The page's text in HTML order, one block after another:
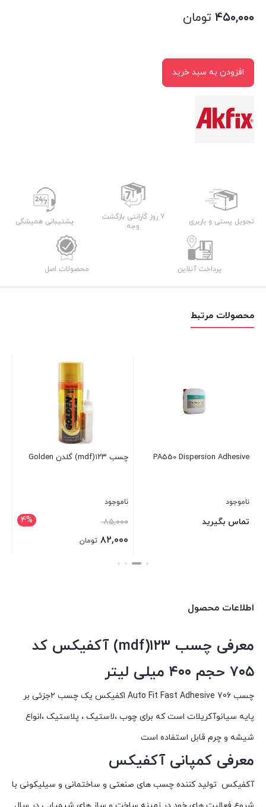
۴۵۰,۰۰۰ تومان
افزودن به سبد خرید
تحویل پستی و باربری
7 روز گارانتی بازگشت
وجه
پشتیبانی همیشگی
پرداخت آنلاین محصولات اصل
محصولات مرتبط
PA550 Dispersion Adhesive
ناموجود
تماس بگیرید
چسب ۱۲۳(mdf) گلدن Golden
ناموجود
4% ۸۵,۰۰۰قیمت
اصلی:۸۲,۰۰۰ تومان
بستن
اطلاعات محصول
معرفی چسب ۱۲۳(mdf) آکفیکس کد
۷۰۵ حجم ۴۰۰ میلی لیتر
چسب Auto Fit Fast Adhesive 706 اکفیکس یک چسب ۲جزئی بر
پایه سیانوآکریلات است که برای چوب ،لاستیک ، پلاستیک ،انواع
شیشه و چرم قابل استفاده است
معرفی کمپانی آکفیکس
آکفیکس تولید کننده چسب های صنعتی و ساختمانی و سیلیکونی با